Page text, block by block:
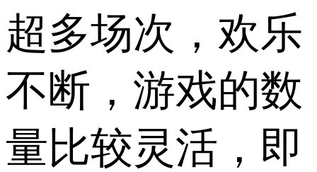
超多场次，欢乐
不断，游戏的数
量比较灵活，即